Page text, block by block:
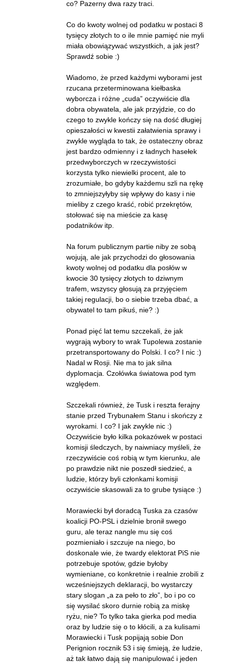
co? Pazerny dwa razy traci.
Co do kwoty wolnej od podatku w postaci 8
tysięcy złotych to o ile mnie pamięć nie myli
miała obowiązywać wszystkich, a jak jest?
Sprawdź sobie :)
Wiadomo, że przed każdymi wyborami jest
rzucana przeterminowana kiełbaska
wyborcza i różne „cuda” oczywiście dla
dobra obywatela, ale jak przyjdzie, co do
czego to zwykle kończy się na dość długiej
opieszałości w kwestii załatwienia sprawy i
zwykle wygląda to tak, że ostateczny obraz
jest bardzo odmienny i z ładnych hasełek
przedwyborczych w rzeczywistości
korzysta tylko niewielki procent, ale to
zrozumiałe, bo gdyby każdemu szli na rękę
to zmniejszyłyby się wpływy do kasy i nie
mieliby z czego kraść, robić przekrętów,
stołować się na mieście za kasę
podatników itp.
Na forum publicznym partie niby ze sobą
wojują, ale jak przychodzi do głosowania
kwoty wolnej od podatku dla posłów w
kwocie 30 tysięcy złotych to dziwnym
trafem, wszyscy głosują za przyjęciem
takiej regulacji, bo o siebie trzeba dbać, a
obywatel to tam pikuś, nie? :)
Ponad pięć lat temu szczekali, że jak
wygrają wybory to wrak Tupolewa zostanie
przetransportowany do Polski. I co? I nic :)
Nadal w Rosji. Nie ma to jak silna
dyplomacja. Czołówka światowa pod tym
względem.
Szczekali również, że Tusk i reszta ferajny
stanie przed Trybunałem Stanu i skończy z
wyrokami. I co? I jak zwykle nic :)
Oczywiście było kilka pokazówek w postaci
komisji śledczych, by naiwniacy myśleli, że
rzeczywiście coś robią w tym kierunku, ale
po prawdzie nikt nie poszedł siedzieć, a
ludzie, którzy byli członkami komisji
oczywiście skasowali za to grube tysiące :)
Morawiecki był doradcą Tuska za czasów
koalicji PO-PSL i dzielnie bronił swego
guru, ale teraz nangle mu się coś
pozmieniało i szczuje na niego, bo
doskonale wie, że twardy elektorat PiS nie
potrzebuje spotów, gdzie byłoby
wymieniane, co konkretnie i realnie zrobili z
wcześniejszych deklaracji, bo wystarczy
stary slogan „a za peło to zło”, bo i po co
się wysilać skoro durnie robią za miskę
ryżu, nie? To tylko taka gierka pod media
oraz by ludzie się o to kłócili, a za kulisami
Morawiecki i Tusk popijają sobie Don
Perignion rocznik 53 i się śmieją, że ludzie,
aż tak łatwo dają się manipulować i jeden